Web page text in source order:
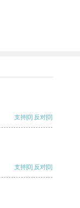
支持[0] 反对[0]
支持[0] 反对[0]